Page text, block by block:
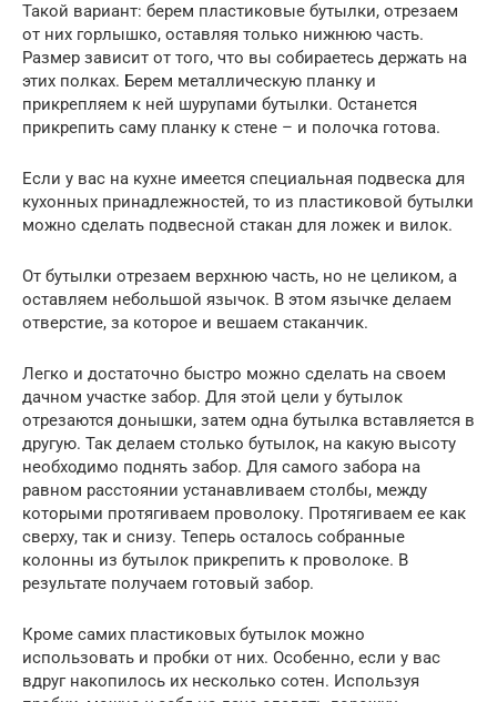
Такой вариант: берем пластиковые бутылки, отрезаем
от них горлышко, оставляя только нижнюю часть.
Размер зависит от того, что вы собираетесь держать на
этих полках. Берем металлическую планку и
прикрепляем к ней шурупами бутылки. Останется
прикрепить саму планку к стене – и полочка готова.
Если у вас на кухне имеется специальная подвеска для
кухонных принадлежностей, то из пластиковой бутылки
можно сделать подвесной стакан для ложек и вилок.
От бутылки отрезаем верхнюю часть, но не целиком, а
оставляем небольшой язычок. В этом язычке делаем
отверстие, за которое и вешаем стаканчик.
Легко и достаточно быстро можно сделать на своем
дачном участке забор. Для этой цели у бутылок
отрезаются донышки, затем одна бутылка вставляется в
другую. Так делаем столько бутылок, на какую высоту
необходимо поднять забор. Для самого забора на
равном расстоянии устанавливаем столбы, между
которыми протягиваем проволоку. Протягиваем ее как
сверху, так и снизу. Теперь осталось собранные
колонны из бутылок прикрепить к проволоке. В
результате получаем готовый забор.
Кроме самих пластиковых бутылок можно
использовать и пробки от них. Особенно, если у вас
вдруг накопилось их несколько сотен. Используя